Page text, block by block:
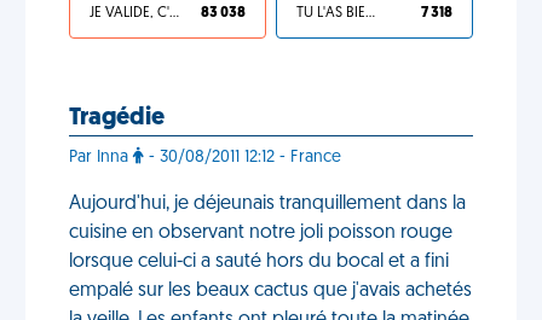
JE VALIDE, C'EST UNE VDM 83 038 TU L'AS BIEN MÉRITÉ 7 318
Tragédie
Par Inna - 30/08/2011 12:12 - France
Aujourd'hui, je déjeunais tranquillement dans la
cuisine en observant notre joli poisson rouge
lorsque celui-ci a sauté hors du bocal et a fini
empalé sur les beaux cactus que j'avais achetés